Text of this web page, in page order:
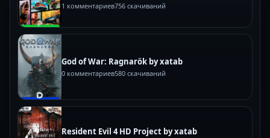
1 комментариев756 скачиваний
God of War: Ragnarök by xatab
0 комментариев580 скачиваний
Resident Evil 4 HD Project by xatab